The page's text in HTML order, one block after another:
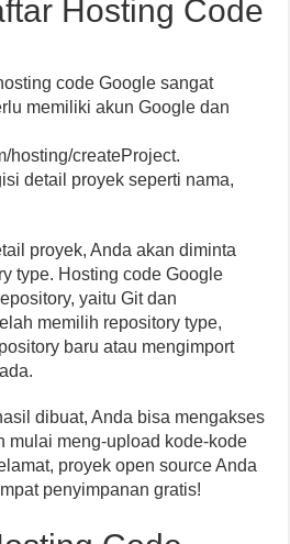
Hosting Code
code Google sangat
memiliki akun Google dan
hosting/createProject.
detail proyek seperti nama,
proyek, Anda akan diminta
type. Hosting code Google
yaitu Git dan
memilih repository type,
baru atau mengimport
dibuat, Anda bisa mengakses
mulai meng-upload kode-kode
proyek open source Anda
penyimpanan gratis!